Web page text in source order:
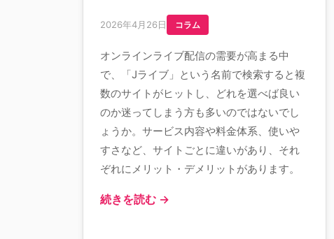
2026年4月26日 コラム
オンラインライブ配信の需要が高まる中
で、「Jライブ」という名前で検索すると複
数のサイトがヒットし、どれを選べば良い
のか迷ってしまう方も多いのではないでし
ょうか。サービス内容や料金体系、使いや
すさなど、サイトごとに違いがあり、それ
ぞれにメリット・デメリットがあります。
続きを読む →